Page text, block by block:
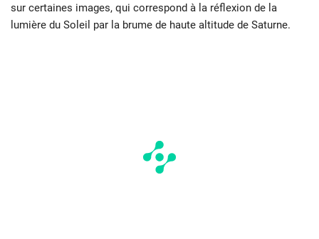
sur certaines images, qui correspond à la réflexion de la
lumière du Soleil par la brume de haute altitude de Saturne.